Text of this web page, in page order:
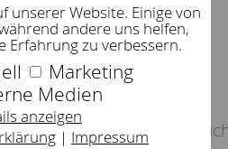
unserer Website. Einige von
andere uns helfen,
Erfahrung zu verbessern.
Marketing
Medien
anzeigen
Impressum
Bellana